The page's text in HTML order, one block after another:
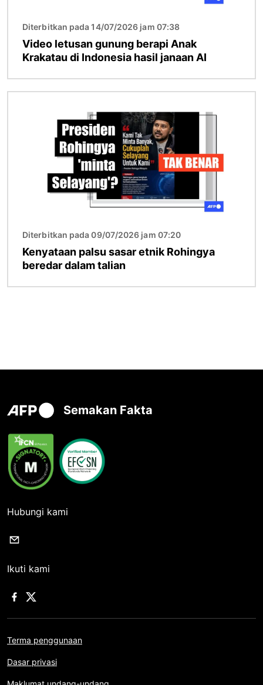
Diterbitkan pada 14/07/2026 jam 07:38
Video letusan gunung berapi Anak
Krakatau di Indonesia hasil janaan AI
Diterbitkan pada 09/07/2026 jam 07:20
Kenyataan palsu sasar etnik Rohingya
beredar dalam talian
Semakan Fakta
Hubungi kami
Ikuti kami
Terma penggunaan
Dasar privasi